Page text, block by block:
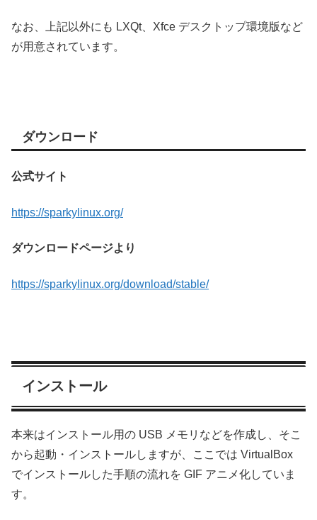
なお、上記以外にも LXQt、Xfce デスクトップ環境版など
が用意されています。
ダウンロード
公式サイト
https://sparkylinux.org/
ダウンロードページより
https://sparkylinux.org/download/stable/
インストール
本来はインストール用の USB メモリなどを作成し、そこ
から起動・インストールしますが、ここでは VirtualBox
でインストールした手順の流れを GIF アニメ化していま
す。